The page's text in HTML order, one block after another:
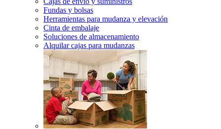
Fundas y bolsas
Herramientas para mudanza y elevación
Cinta de embalaje
Soluciones de almacenamiento
Alquilar cajas para mudanzas